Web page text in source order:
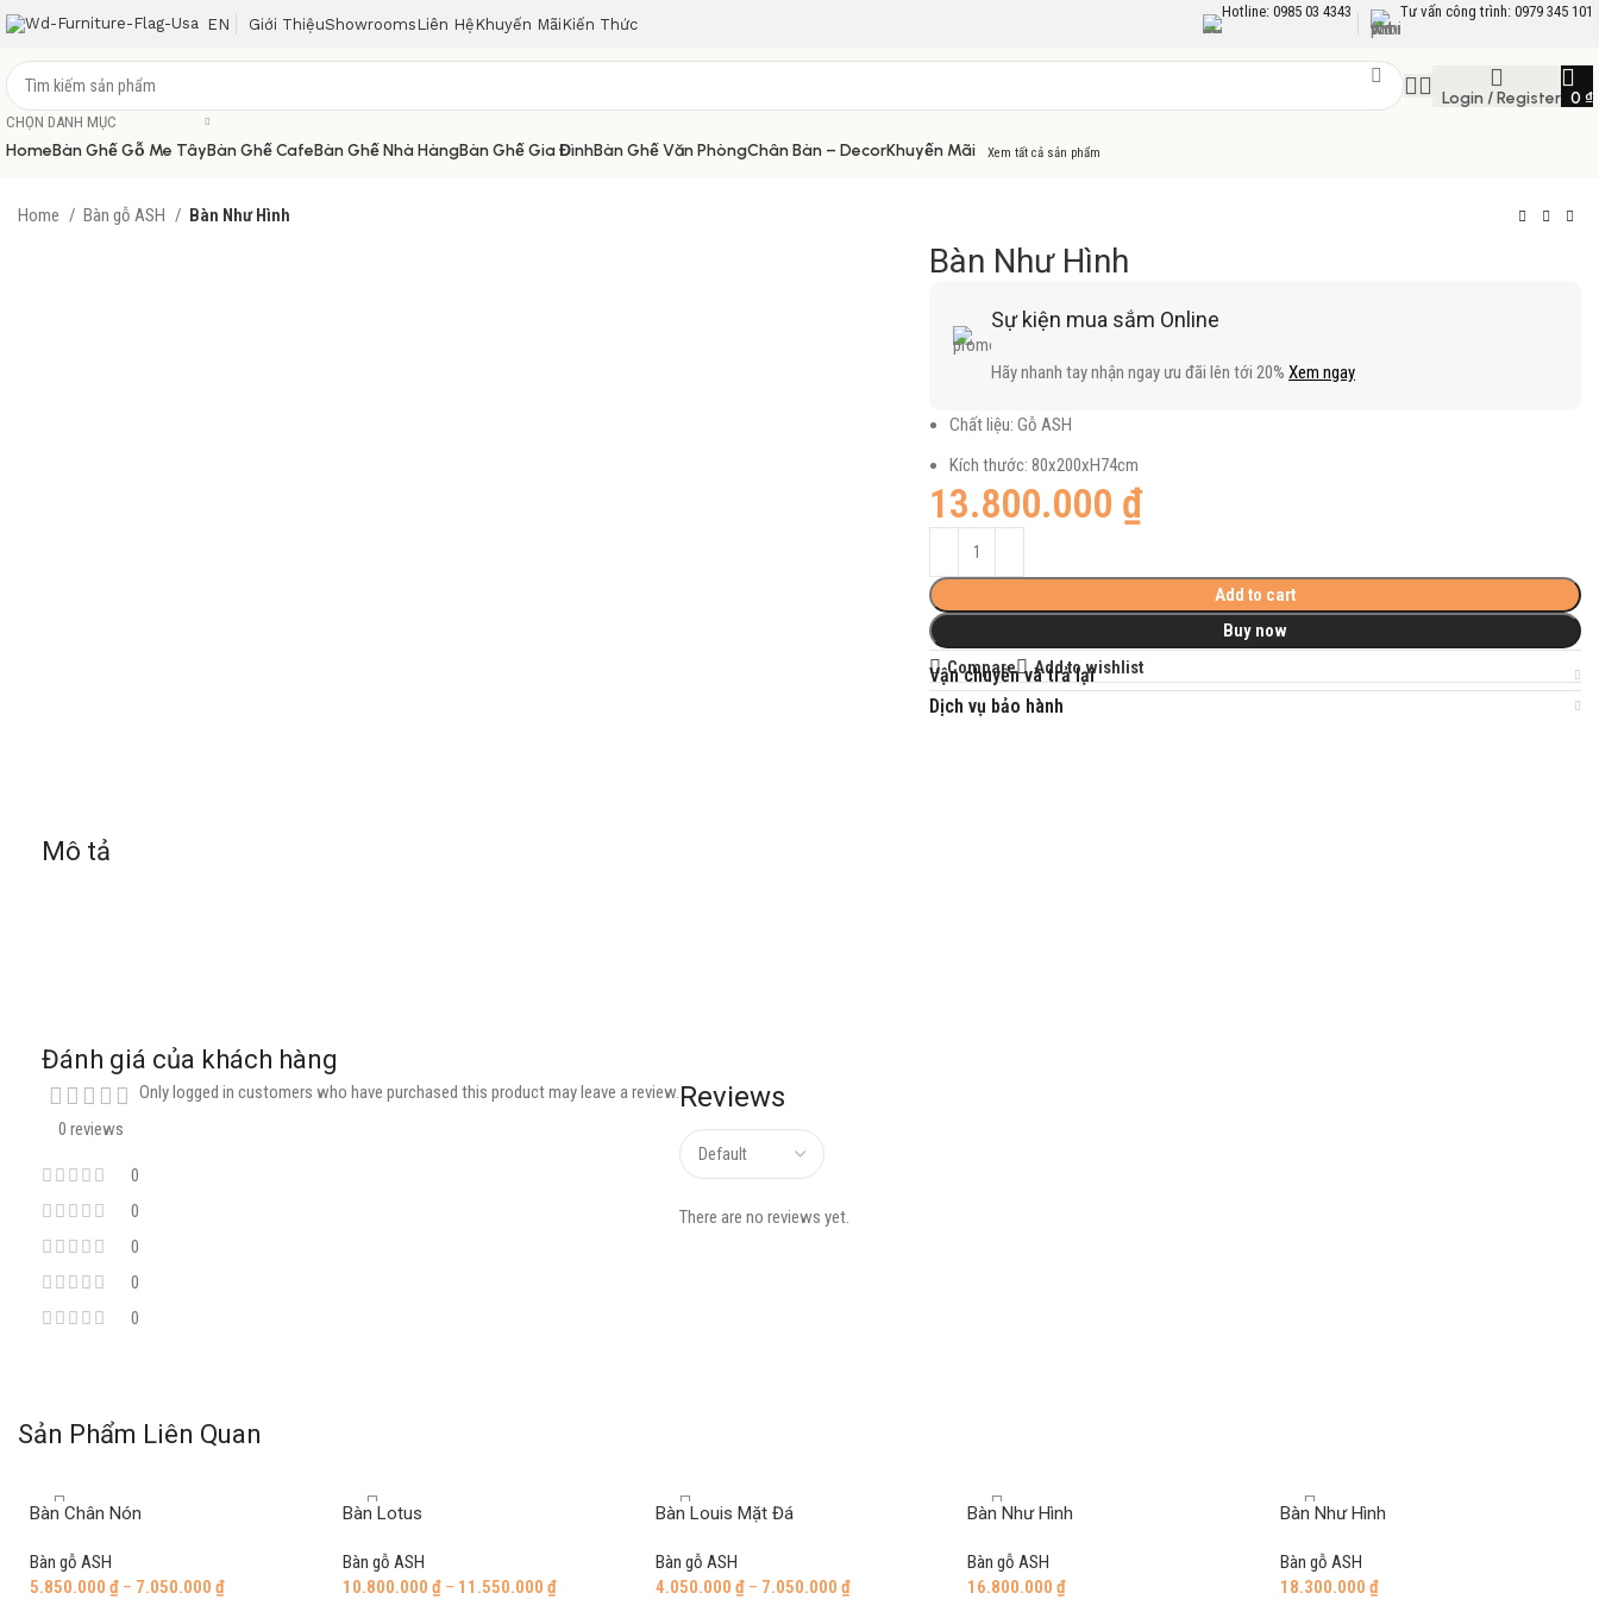
EN Giới ThiệuShowrooms Liên Hệ Khuyến Mãi Kiến Thức
Hotline: 0985 03 4343 Tư vấn công trình: 0979 345 101
CHỌN DANH MỤC
Login / Register 0 ₫
HomeBàn Ghế Gỗ Me TâyBàn Ghế CafeBàn Ghế Nhà HàngBàn Ghế Gia ĐìnhBàn Ghế Văn PhòngChân Bàn – DecorKhuyến Mãi Xem tất cả sản phẩm
Home Bàn gỗ ASH Bàn Như Hình
Bàn Như Hình
Sự kiện mua sắm Online
Hãy nhanh tay nhận ngay ưu đãi lên tới 20%Xem ngay
Chất liệu: Gỗ ASH
Kích thước: 80x200xH74cm
13.800.000 ₫
Add to cart
Buy now
Compare
Add to wishlist
Vận chuyển và trả lại
Dịch vụ bảo hành
Mô tả
Đánh giá của khách hàng
0 reviews
0
0
0
0
0
Reviews
There are no reviews yet.
Only logged in customers who have purchased this product may leave a review.
Sản Phẩm Liên Quan
Bàn Chân Nón
Bàn gỗ ASH
5.850.000 ₫ – 7.050.000 ₫
Bàn Lotus
Bàn gỗ ASH
10.800.000 ₫– 11.550.000 ₫
Bàn Louis Mặt Đá
Bàn gỗ ASH
4.050.000 ₫– 7.050.000 ₫
Bàn Như Hình
Bàn gỗ ASH
16.800.000₫
Bàn Như Hình
Bàn gỗ ASH
18.300.000₫